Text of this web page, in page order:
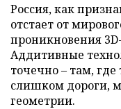
Россия, как
отстает от
проникновения
Аддитивные
точечно – там,
слишком дороги,
геометрии.